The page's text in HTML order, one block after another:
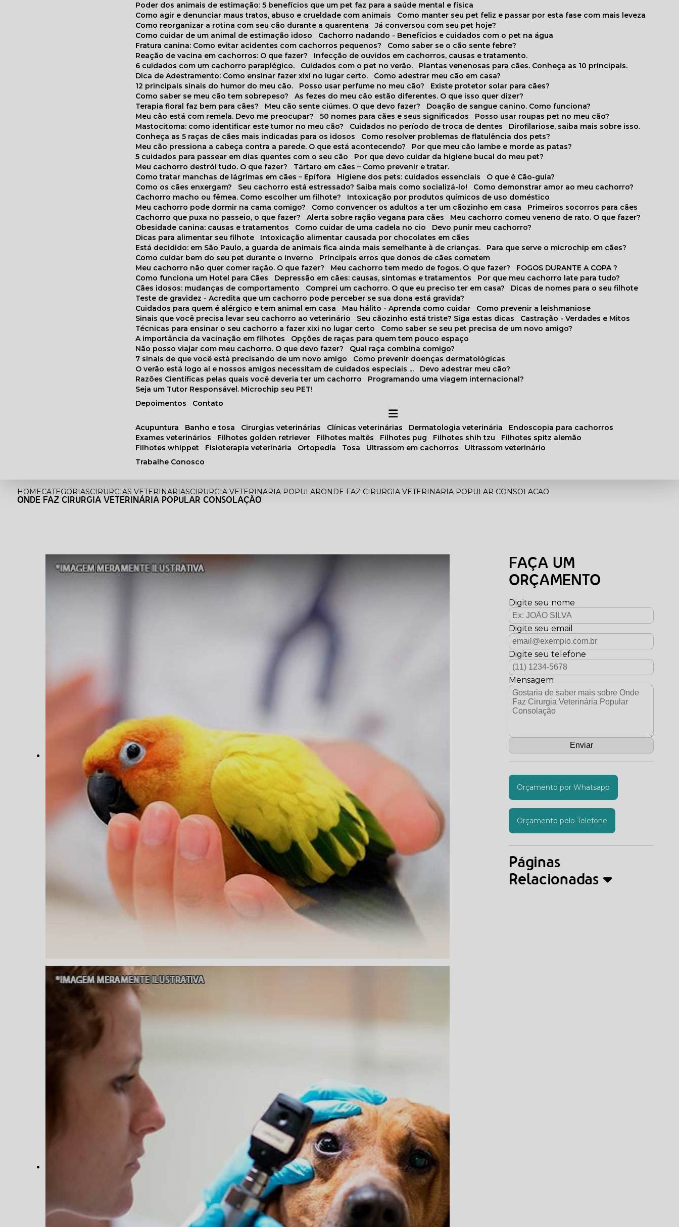
Depoimentos
Poder dos animais de estimação: 5 benefícios que um pet faz para a saúde mental e física
Como agir e denunciar maus tratos, abuso e crueldade com animais
Como manter seu pet feliz e passar por esta fase com mais leveza
Como reorganizar a rotina com seu cão durante a quarentena
Já conversou com seu pet hoje?
Como cuidar de um animal de estimação idoso
Cachorro nadando - Benefícios e cuidados com o pet na água
Fratura canina: Como evitar acidentes com cachorros pequenos?
Como saber se o cão sente febre?
Reação de vacina em cachorros: O que fazer?
Infecção de ouvidos em cachorros, causas e tratamento.
6 cuidados com um cachorro paraplégico.
Cuidados com o pet no verão.
Plantas venenosas para cães. Conheça as 10 principais.
Dica de Adestramento: Como ensinar fazer xixi no lugar certo.
Como adestrar meu cão em casa?
12 principais sinais do humor do meu cão.
Posso usar perfume no meu cão?
Existe protetor solar para cães?
Como saber se meu cão tem sobrepeso?
As fezes do meu cão estão diferentes. O que isso quer dizer?
Terapia floral faz bem para cães?
Meu cão sente ciúmes. O que devo fazer?
Doação de sangue canino. Como funciona?
Meu cão está com remela. Devo me preocupar?
50 nomes para cães e seus significados
Posso usar roupas pet no meu cão?
Mastocitoma: como identificar este tumor no meu cão?
Cuidados no período de troca de dentes
Dirofilariose, saiba mais sobre isso.
Conheça as 5 raças de cães mais indicadas para os idosos
Como resolver problemas de flatulência dos pets?
Meu cão pressiona a cabeça contra a parede. O que está acontecendo?
Por que meu cão lambe e morde as patas?
5 cuidados para passear em dias quentes com o seu cão
Por que devo cuidar da higiene bucal do meu pet?
Meu cachorro destrói tudo. O que fazer?
Tártaro em cães – Como prevenir e tratar.
Como tratar manchas de lágrimas em cães – Epífora
Higiene dos pets: cuidados essenciais
O que é Cão-guia?
Como os cães enxergam?
Seu cachorro está estressado? Saiba mais como socializá-lo!
Como demonstrar amor ao meu cachorro?
Cachorro macho ou fêmea. Como escolher um filhote?
Intoxicação por produtos químicos de uso doméstico
Meu cachorro pode dormir na cama comigo?
Como convencer os adultos a ter um cãozinho em casa
Primeiros socorros para cães
Cachorro que puxa no passeio, o que fazer?
Alerta sobre ração vegana para cães
Meu cachorro comeu veneno de rato. O que fazer?
Obesidade canina: causas e tratamentos
Como cuidar de uma cadela no cio
Devo punir meu cachorro?
Dicas para alimentar seu filhote
Intoxicação alimentar causada por chocolates em cães
Está decidido: em São Paulo, a guarda de animais fica ainda mais semelhante à de crianças.
Para que serve o microchip em cães?
Como cuidar bem do seu pet durante o inverno
Principais erros que donos de cães cometem
Meu cachorro não quer comer ração. O que fazer?
Meu cachorro tem medo de fogos. O que fazer?
FOGOS DURANTE A COPA ?
Como funciona um Hotel para Cães
Depressão em cães: causas, sintomas e tratamentos
Por que meu cachorro late para tudo?
Cães idosos: mudanças de comportamento
Comprei um cachorro. O que eu preciso ter em casa?
Dicas de nomes para o seu filhote
Teste de gravidez - Acredita que um cachorro pode perceber se sua dona está gravida?
Cuidados para quem é alérgico e tem animal em casa
Mau hálito - Aprenda como cuidar
Como prevenir a leishmaniose
Sinais que você precisa levar seu cachorro ao veterinário
Seu cãozinho está triste? Siga estas dicas
Castração - Verdades e Mitos
Técnicas para ensinar o seu cachorro a fazer xixi no lugar certo
Como saber se seu pet precisa de um novo amigo?
A importância da vacinação em filhotes
Opções de raças para quem tem pouco espaço
Não posso viajar com meu cachorro. O que devo fazer?
Qual raça combina comigo?
7 sinais de que você está precisando de um novo amigo
Como prevenir doenças dermatológicas
O verão está logo aí e nossos amigos necessitam de cuidados especiais ...
Devo adestrar meu cão?
Razões Científicas pelas quais você deveria ter um cachorro
Programando uma viagem internacional?
Seja um Tutor Responsável. Microchip seu PET!
Contato
acupuntura banho e tosa cirurgias veterinárias clínicas veterinárias dermatologia veterinária
endoscopia para cachorros
exames veterinários
filhotes golden retriever filhotes maltês filhotes pug filhotes shih tzu
filhotes spitz alemão
filhotes whippet
fisioterapia veterinária ortopedia tosa ultrassom em cachorros
ultrassom veterinário
Trabalhe Conosco
HOMECATEGORIASCIRURGIAS VETERINARIASCIRURGIA VETERINARIA POPULARONDE FAZ CIRURGIA VETERINARIA POPULAR CONSOLACAO
ONDE FAZ CIRURGIA VETERINÁRIA POPULAR CONSOLAÇÃO
FAÇA UM
ORÇAMENTO
Digite seu nome
Digite seu email
Digite seu telefone
Mensagem
Orçamento por Whatsapp
Orçamento pelo Telefone
Páginas
Relacionadas